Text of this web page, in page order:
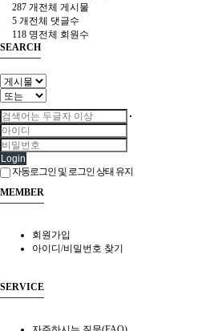
287 개 전체 게시물
5 개 전체 댓글수
118 명전체 회원수
SEARCH
Login
자동로그인 및 로그인 상태 유지
MEMBER
회원가입
아이디/비밀번호 찾기
SERVICE